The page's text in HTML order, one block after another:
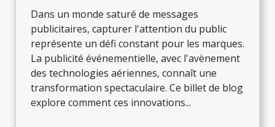
Dans un monde saturé de messages
publicitaires, capturer l'attention du public
représente un défi constant pour les marques.
La publicité événementielle, avec l'avènement
des technologies aériennes, connaît une
transformation spectaculaire. Ce billet de blog
explore comment ces innovations...